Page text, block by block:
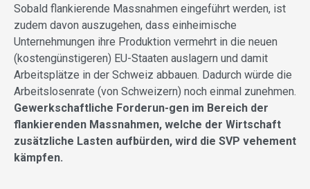
Sobald flankierende Massnahmen eingeführt werden, ist
zudem davon auszugehen, dass einheimische
Unternehmungen ihre Produktion vermehrt in die neuen
(kostengünstigeren) EU-Staaten auslagern und damit
Arbeitsplätze in der Schweiz abbauen. Dadurch würde die
Arbeitslosenrate (von Schweizern) noch einmal zunehmen.
Gewerkschaftliche Forderun-gen im Bereich der
flankierenden Massnahmen, welche der Wirtschaft
zusätzliche Lasten aufbürden, wird die SVP vehement
kämpfen.